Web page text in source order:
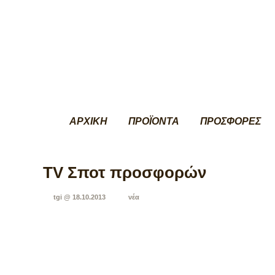
ΑΡΧΙΚΗ ΠΡΟΪΟΝΤΑ ΠΡΟΣΦΟΡΕΣ
TV Σποτ προσφορών
tgi @ 18.10.2013 νέα